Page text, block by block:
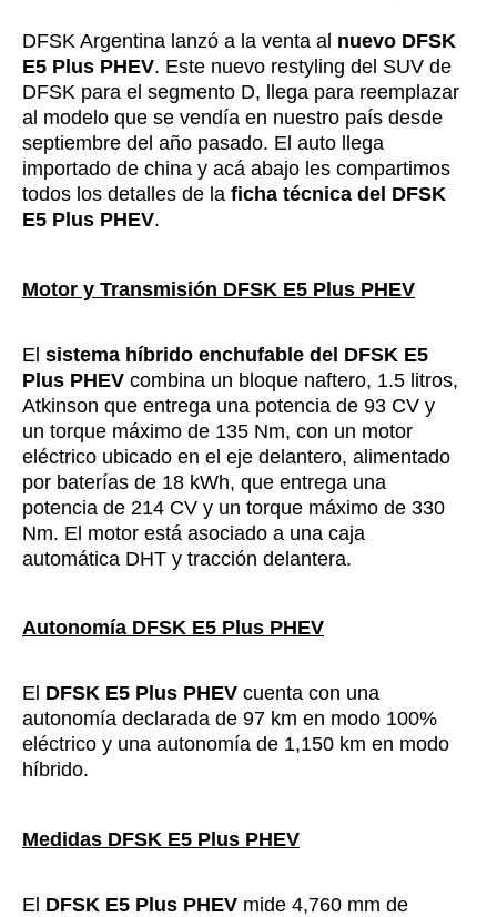
DFSK Argentina lanzó a la venta al nuevo DFSK
E5 Plus PHEV. Este nuevo restyling del SUV de
DFSK para el segmento D, llega para reemplazar
al modelo que se vendía en nuestro país desde
septiembre del año pasado. El auto llega
importado de china y acá abajo les compartimos
todos los detalles de la ficha técnica del DFSK
E5 Plus PHEV.
Motor y Transmisión DFSK E5 Plus PHEV
El sistema híbrido enchufable del DFSK E5
Plus PHEV combina un bloque naftero, 1.5 litros,
Atkinson que entrega una potencia de 93 CV y
un torque máximo de 135 Nm, con un motor
eléctrico ubicado en el eje delantero, alimentado
por baterías de 18 kWh, que entrega una
potencia de 214 CV y un torque máximo de 330
Nm. El motor está asociado a una caja
automática DHT y tracción delantera.
Autonomía DFSK E5 Plus PHEV
El DFSK E5 Plus PHEV cuenta con una
autonomía declarada de 97 km en modo 100%
eléctrico y una autonomía de 1,150 km en modo
híbrido.
Medidas DFSK E5 Plus PHEV
El DFSK E5 Plus PHEV mide 4,760 mm de